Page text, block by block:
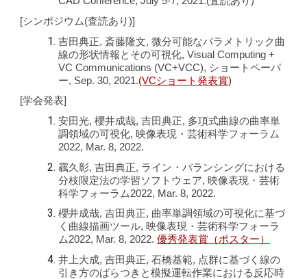
[シンポジウム(査読あり)]
吉田典正, 斎藤隆文, 微分可能なパラメトリック曲
線の形状情報とその可視化, Visual Computing +
VC Communications (VC+VCC), ショートペーパ
ー, Sep. 30, 2021.(VCショート発表賞)
[学会発表]
安田光, 櫻井成哉, 吉田典正, 多項式曲線の曲率単
調領域の可視化, 映像表現・芸術科学フォーラム
2022, Mar. 8, 2022.
靏久彰, 吉田典正, ライン・バランシングにおける
分枝限定法の学習ソフトウェア, 映像表現・芸術
科学フォーラム2022, Mar. 8, 2022.
櫻井成哉, 吉田典正, 曲率単調領域の可視化に基づ
く曲線描画ツール, 映像表現・芸術科学フォーラ
ム2022, Mar. 8, 2022.優秀発表賞（ポスター）
井上大成, 吉田典正, 石橋基範, 点群に基づく線の
引き方のばらつきと模擬運転作業における反応時